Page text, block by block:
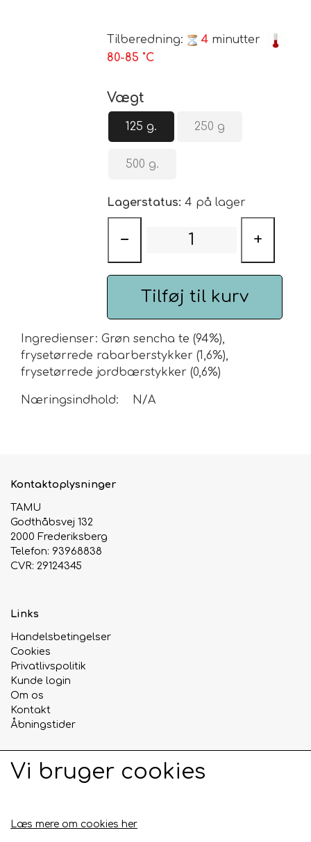
Sort Te
Grøn Te
Grøn Hvid Te
Hvid Te
Rooibush
Urte & Frugt teer
Chaplon Te
Kusmi Te
Matcha te og tilbehør
Tilberedning: 4 minutter
80-85 ˚C
Vægt
125 g. 250 g
500 g.
Lagerstatus: 4 på lager
− +
Tilføj til kurv
Ingredienser: Grøn sencha te (94%),
frysetørrede rabarberstykker (1,6%),
frysetørrede jordbærstykker (0,6%)
Næringsindhold: N/A
Kontaktoplysninger
TAMU
Godthåbsvej 132
2000 Frederiksberg
Telefon: 93968838
CVR: 29124345
Links
Handelsbetingelser
Cookies
Privatlivspolitik
Kunde login
Om os
Kontakt
Åbningstider
Sociale medier
Vi bruger cookies
Læs mere om cookies her